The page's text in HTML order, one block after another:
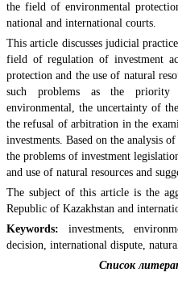
the field of environmental
national and international courts.
This article discusses judicial
field of regulation of investment
protection and the use of natural
such problems as the
environmental, the uncertainty of
the refusal of arbitration in the
investments. Based on the analysis
the problems of investment
and use of natural resources and
The subject of this article is the
Republic of Kazakhstan and
Keywords: investments,
decision, international dispute,
Список